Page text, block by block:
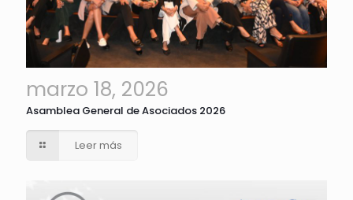
marzo 18, 2026
Asamblea General de Asociados 2026
Leer más